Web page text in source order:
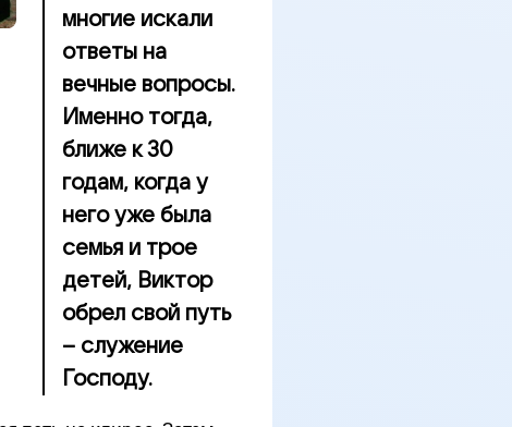
многие искали
ответы на
вечные вопросы.
Именно тогда,
ближе к 30
годам, когда у
него уже была
семья и трое
детей, Виктор
обрел свой путь
– служение
Господу.